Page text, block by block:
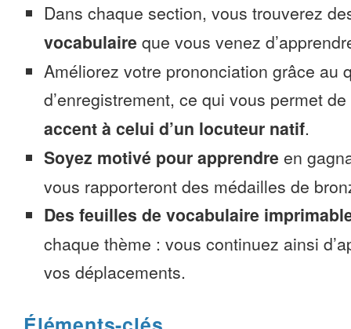
Dans chaque section, vous trouverez
vocabulaire que vous venez
Améliorez votre prononciation grâce au
d’enregistrement, ce qui vous permet de
accent à celui d’un locuteur natif.
Soyez motivé pour apprendre en
vous rapporteront des médailles de
Des feuilles de vocabulaire
chaque thème : vous continuez ainsi
vos déplacements.